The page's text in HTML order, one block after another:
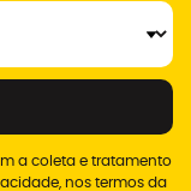
a coleta e tratamento
, nos termos da